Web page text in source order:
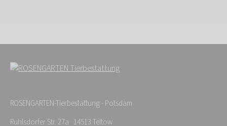
ROSENGARTEN-Tierbestattung - Potsdam
Ruhlsdorfer Str. 27a · 14513 Teltow